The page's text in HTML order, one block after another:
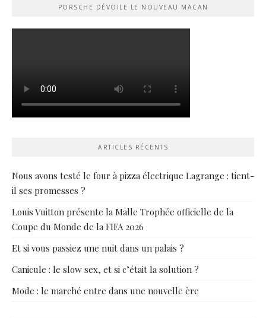
PORSCHE DÉVOILE LE NOUVEAU MACAN
ARTICLES RÉCENTS
Nous avons testé le four à pizza électrique Lagrange : tient-
il ses promesses ?
Louis Vuitton présente la Malle Trophée officielle de la
Coupe du Monde de la FIFA 2026
Et si vous passiez une nuit dans un palais ?
Canicule : le slow sex, et si c’était la solution ?
Mode : le marché entre dans une nouvelle ère